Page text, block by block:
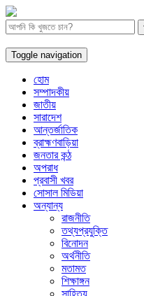
Toggle navigation
হোম
সম্পাদকীয়
জাতীয়
সারাদেশ
আন্তর্জাতিক
ব্রাহ্মণবাড়িয়া
জনতার কন্ঠ
অপরাধ
প্রবাসী খবর
সোসাল মিডিয়া
অন্যান্য
রাজনীতি
তথ্যপ্রযুক্তি
বিনোদন
অর্থনীতি
মতামত
শিক্ষাঙ্গন
সাহিত্য